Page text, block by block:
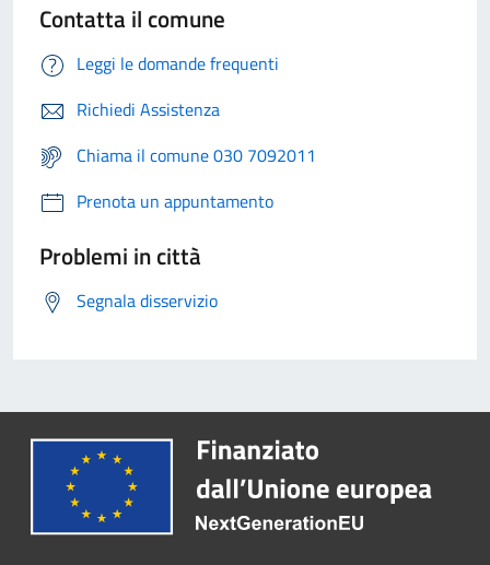
Contatta il comune
Leggi le domande frequenti
Richiedi Assistenza
Chiama il comune 030 7092011
Prenota un appuntamento
Problemi in città
Segnala disservizio